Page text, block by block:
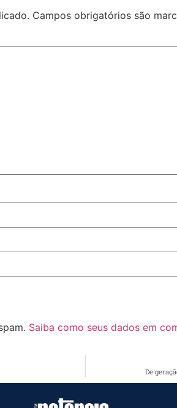
Campos obrigatórios são
Saiba como seus dados em
De